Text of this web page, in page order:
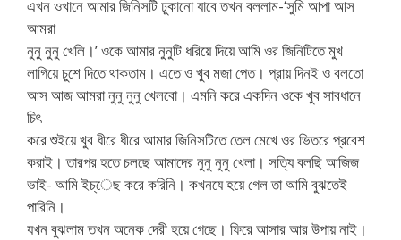
এখন ওখানে আমার জিনিসটি ঢুকানো যাবে তখন বললাম-‘সুমি আপা আস
আমরা
নুনু নুনু খেলি।’ ওকে আমার নুনুটি ধরিয়ে দিয়ে আমি ওর জিনিটিতে মুখ
লাগিয়ে চুশে দিতে থাকতাম। এতে ও খুব মজা পেত। প্রায় দিনই ও বলতো
আস আজ আমরা নুনু নুনু খেলবো। এমনি করে একদিন ওকে খুব সাবধানে
চিৎ
করে শুইয়ে খুব ধীরে ধীরে আমার জিনিসটিতে তেল মেখে ওর ভিতরে প্রবেশ
করাই। তারপর হতে চলছে আমাদের নুনু নুনু খেলা। সত্যি বলছি আজিজ
ভাই- আমি ইচ্‌েছ করে করিনি। কখনযে হয়ে গেল তা আমি বুঝতেই
পারিনি।
যখন বুঝলাম তখন অনেক দেরী হয়ে গেছে। ফিরে আসার আর উপায় নাই।